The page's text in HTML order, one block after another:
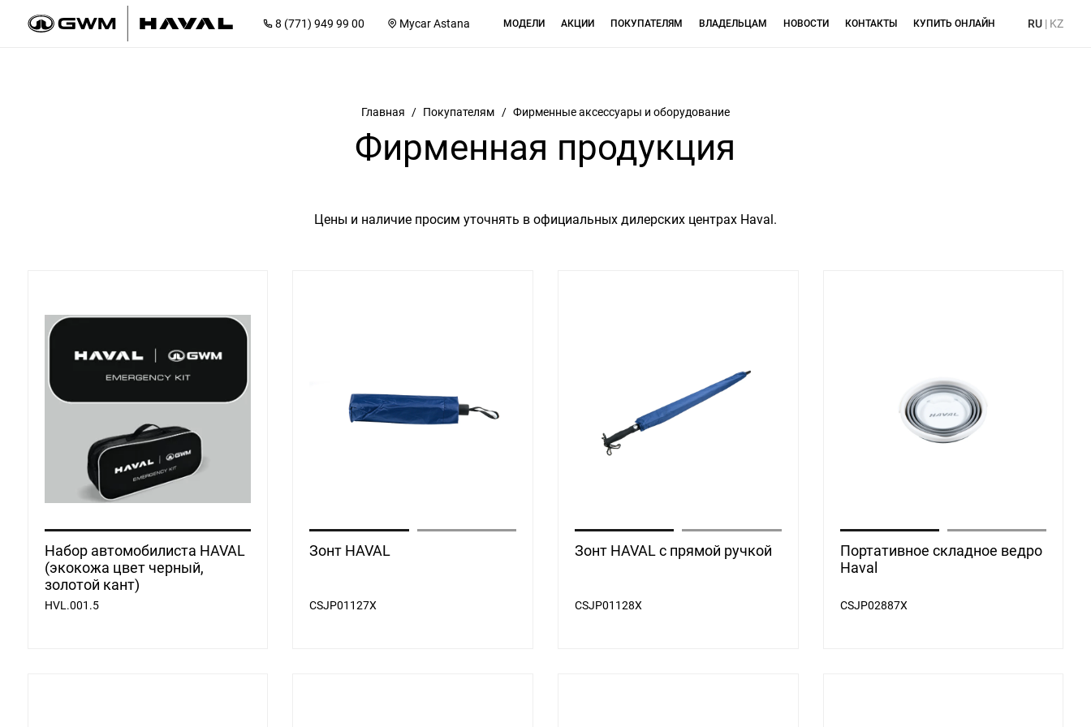
8 (771) 949 99 00 Mycar Astana МОДЕЛИ АКЦИИ ПОКУПАТЕЛЯМ ВЛАДЕЛЬЦАМ НОВОСТИ КОНТАКТЫ КУПИТЬ ОНЛАЙН RU | KZ
Главная / Покупателям / Фирменные аксессуары и оборудование
Фирменная продукция
Цены и наличие просим уточнять в официальных дилерских центрах Haval.
Набор автомобилиста HAVAL
(экокожа цвет черный,
золотой кант)
HVL.001.5
Зонт HAVAL
CSJP01127X
Зонт HAVAL с прямой ручкой
CSJP01128X
Портативное складное ведро
Haval
CSJP02887X